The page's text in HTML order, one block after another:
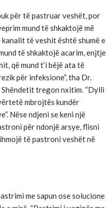
për të pastruar veshët, por
mund të shkaktojë më
kanalit të veshit është shumë e
të shkaktojë acarim, enjtje
që mund t’i bëjë ata të
për infeksione”, tha Dr.
tregon nxitim. “Dylli
mbrojtës kundër
Nëse ndjeni se keni një
për ndonjë arsye, flisni
të pastroni veshët në
me sapun ose solucione